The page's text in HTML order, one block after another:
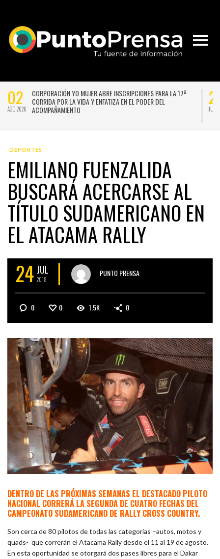
02
AGO 2026
CORPORACIÓN YO MUJER ABRE INSCRIPCIONES PARA LA 17ª
CORRIDA POR LA VIDA Y ENFATIZA EN EL PODER DEL
ACOMPAÑAMIENTO
JUL
DEPORTES
EMILIANO FUENZALIDA
BUSCARÁ ACERCARSE AL
TÍTULO SUDAMERICANO EN
EL ATACAMA RALLY
24 JUL
2018
PUNTO PRENSA
0 0 1.5K 0
DENTRO DE LAS PRÓXIMAS SEMANAS EL DESTACADO PILOTO
NACIONAL CORRERÁ LA SEGUNDA DE CUATRO FECHAS DEL
CAMPEONATO SUDAMERICANO DE RALLY CROSS COUNTRY.
Son cerca de 80 pilotos de todas las categorías –autos, motos y
quads- que correrán el Atacama Rally desde el 11 al 19 de agosto.
En esta oportunidad se otorgará dos pases libres para el Dakar